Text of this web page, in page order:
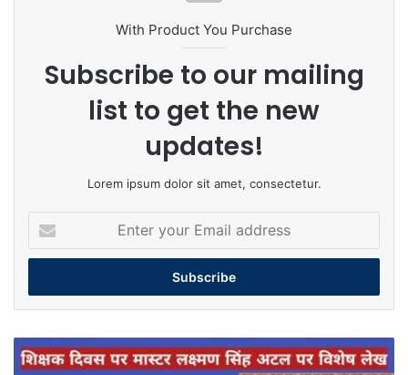
With Product You Purchase
Subscribe to our mailing
list to get the new
updates!
Lorem ipsum dolor sit amet, consectetur.
your
Email
रैगर
समाज